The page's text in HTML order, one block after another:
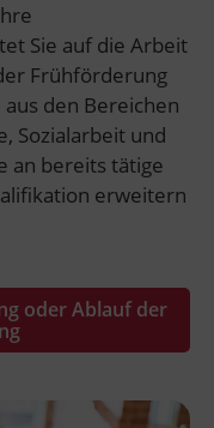
Sie auf die Arbeit
Frühförderung
den Bereichen
Sozialarbeit und
an bereits tätige
erweitern
oder Ablauf der